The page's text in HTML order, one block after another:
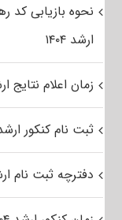
نحوه بازیابی کد
ارشد ۱۴۰۴
زمان اعلام نتایج
ثبت نام کنکور ارشد
دفترچه ثبت نام ارشد